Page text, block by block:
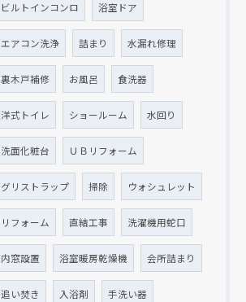
ビルトインコンロ 浴室ドア
エアコン洗浄 詰まり 水漏れ修理
裏木戸補修 お風呂 食洗器
洋式トイレ ショールーム 水回り
洗面化粧台 ＵＢリフォーム
グリストラップ 掃除 ウォシュレット
リフォーム 直結工事 洗濯機用蛇口
内窓設置 浴室暖房乾燥機 会所詰まり
追い焚き 入浴剤 手洗い器